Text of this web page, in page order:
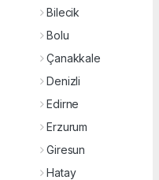
Bilecik
Bolu
Çanakkale
Denizli
Edirne
Erzurum
Giresun
Hatay